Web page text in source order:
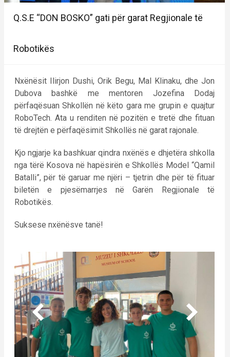
Q.S.E “DON BOSKO” gati për garat Regjionale të
Robotikës
Nxënësit Ilirjon Dushi, Orik Begu, Mal Klinaku, dhe Jon
Dubova bashkë me mentoren Jozefina Dodaj
përfaqësuan Shkollën në këto gara me grupin e quajtur
RoboTech. Ata u renditen në pozitën e tretë dhe fituan
të drejtën e përfaqësimit Shkollës në garat rajonale.
Kjo ngjarje ka bashkuar qindra nxënës e dhjetëra shkolla
nga tërë Kosova në hapësirën e Shkollës Model “Qamil
Batalli”, për të garuar me njëri – tjetrin dhe për të fituar
biletën e pjesëmarrjes në Garën Regjionale të
Robotikës.
Suksese nxënësve tanë!